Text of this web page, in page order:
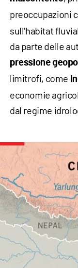
preoccupazioni
sull'habitat
da parte delle
pressione
limitrofi, come
economie
dal regime